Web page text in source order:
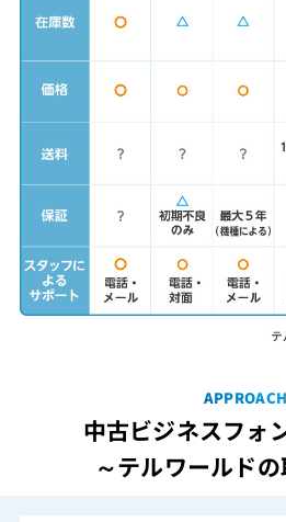
APPROACH
中古ビジネスフォ
～テルワールド